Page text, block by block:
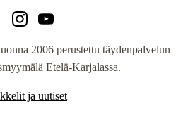
2006 perustettu täydenpalvelun
Etelä-Karjalassa.
ja uutiset